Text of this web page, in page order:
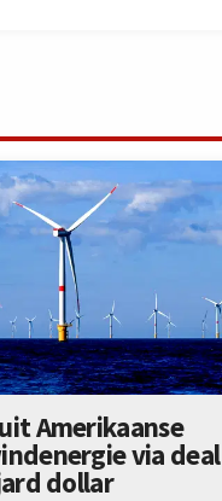
Amerikaanse
via deal
dollar